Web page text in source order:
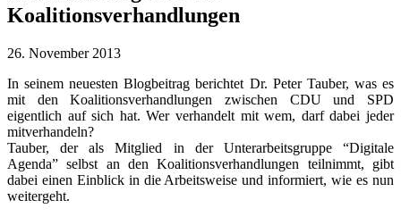
Koalitionsverhandlungen
26. November 2013
In seinem neuesten Blogbeitrag berichtet Dr. Peter Tauber, was es
mit den Koalitionsverhandlungen zwischen CDU und SPD
eigentlich auf sich hat. Wer verhandelt mit wem, darf dabei jeder
mitverhandeln?
Tauber, der als Mitglied in der Unterarbeitsgruppe “Digitale
Agenda” selbst an den Koalitionsverhandlungen teilnimmt, gibt
dabei einen Einblick in die Arbeitsweise und informiert, wie es nun
weitergeht.